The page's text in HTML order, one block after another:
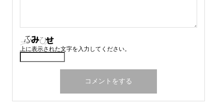
上に表示された文字を入力してください。